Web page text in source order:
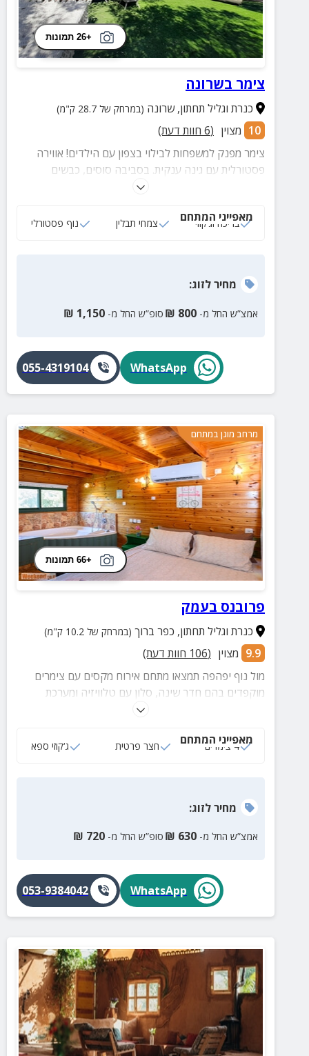
+26 תמונות
צימר בשרונה
כנרת וגליל תחתון,שרונה (במרחק של 28.7 ק"מ)
10 מצוין (
6 חוות דעת)
צימר מפנק למשפחות לבילוי בצפון עם הילדים! אווירה
פסטורלית עם גינה ענקית. בסביבה סוסים, כבשים
ותרנגולות, בריכה, ג'קוזי רומנטי מהחלומות בלב הגינה
מאפייני המתחם
בריכה וג‘קוזי צמחי תבלין נוף פסטורלי
מחירלזוג:
אמצ”ש החל מ- 800
₪ סופ”ש החל מ- 1,150
₪
WhatsApp
055-4319104
מרחב מוגן במתחם
+66 תמונות
פרובנס בעמק
כנרת וגליל תחתון, כפר ברוך (במרחק של 10.2 ק"מ)
9.9 מצוין (
106 חוות דעת)
מול נוף יפהפה תמצאו מתחם אירוח מקסים עם צימרים
מוקפדים בהם חדר שינה, סלון עם טלוויזיה ומערכת
ישיבה, מטבח מאובזר, חדר רחצה נעים ומתחם חוץ פרטי.
מאפייני המתחם
4 צימרים חצר פרטית ג‘קוזי ספא
מחירלזוג:
אמצ”ש החל מ- 630
₪ סופ”ש החל מ- 720
₪
WhatsApp
053-9384042